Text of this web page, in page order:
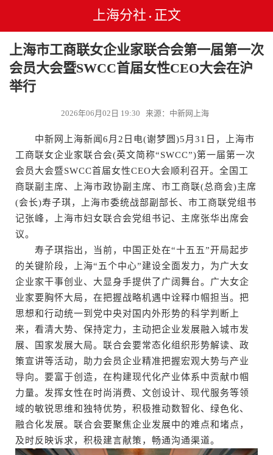
上海分社 • 正文
上海市工商联女企业家联合会第一届第一次
会员大会暨SWCC首届女性CEO大会在沪
举行
2026年06月02日 19:30 来源：中新网上海
中新网上海新闻6月2日电(谢梦圆)5月31日，上海市
工商联女企业家联合会(英文简称“SWCC”)第一届第一次
会员大会暨SWCC首届女性CEO大会顺利召开。全国工
商联副主席、上海市政协副主席、市工商联(总商会)主席
(会长)寿子琪，上海市委统战部副部长、市工商联党组书
记张峰，上海市妇女联合会党组书记、主席张华出席会
议。
寿子琪指出，当前，中国正处在“十五五”开局起步
的关键阶段，上海“五个中心”建设全面发力，为广大女
企业家干事创业、大显身手提供了广阔舞台。广大女企
业家要胸怀大局，在把握战略机遇中诠释巾帼担当。把
思想和行动统一到党中央对国内外形势的科学判断上
来，看清大势、保持定力，主动把企业发展融入城市发
展、国家发展大局。联合会要常态化组织形势解读、政
策宣讲等活动，助力会员企业精准把握宏观大势与产业
导向。要富于创造，在构建现代化产业体系中贡献巾帼
力量。发挥女性在时尚消费、文创设计、现代服务等领
域的敏锐思维和独特优势，积极推动数智化、绿色化、
融合化发展。联合会要聚焦企业发展中的难点和堵点，
及时反映诉求，积极建言献策，畅通沟通渠道。